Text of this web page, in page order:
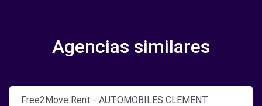
Agencias similares
Free2Move Rent - AUTOMOBILES CLEMENT